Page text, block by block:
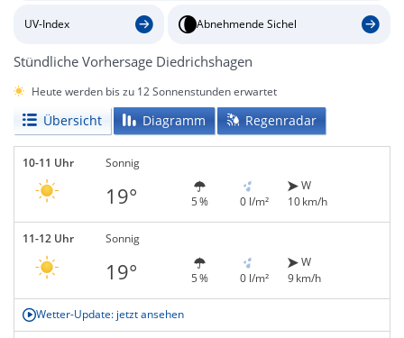
UV-Index Abnehmende Sichel
Stündliche Vorhersage Diedrichshagen
Heute werden bis zu 12 Sonnenstunden erwartet
Übersicht Diagramm Regenradar
10-11 Uhr Sonnig
19° 5 % 0 l/m²
W
10 km/h
11-12 Uhr Sonnig
19° 5 % 0 l/m²
W
9 km/h
Wetter-Update: jetzt ansehen